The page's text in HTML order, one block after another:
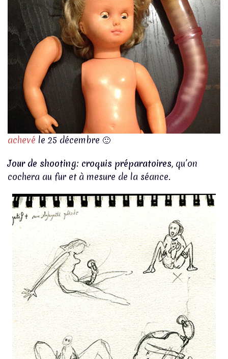
achevé le 25 décembre 🙂
Jour de shooting: croquis préparatoires, qu’on
cochera au fur et à mesure de la séance.